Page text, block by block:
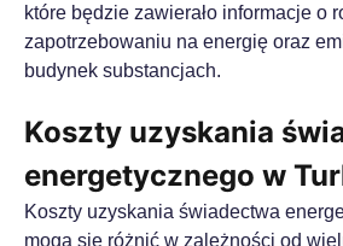
które będzie zawierało informacje o
zapotrzebowaniu na energię oraz
budynek substancjach.
Koszty uzyskania
energetycznego w
Koszty uzyskania świadectwa
mogą się różnić w zależności od